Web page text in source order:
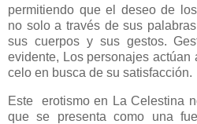
permitiendo que el deseo de
no solo a través de sus
sus cuerpos y sus gestos.
evidente, Los personajes actúan
celo en busca de su satisfacción.
Este
erotismo en La Celestina
que se presenta como una